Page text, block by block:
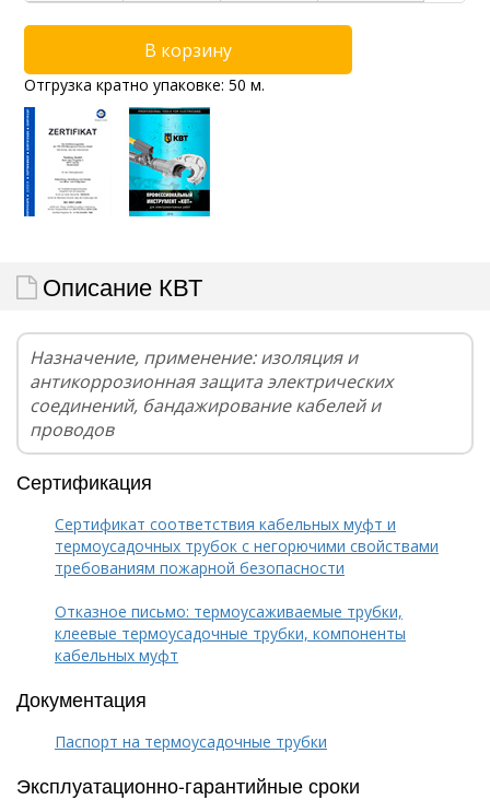
Отгрузка кратно упаковке: 50 м.
Описание КВТ
Назначение, применение: изоляция и
антикоррозионная защита электрических
соединений, бандажирование кабелей и
проводов
Сертификация
Сертификат соответствия кабельных муфт и
термоусадочных трубок с негорючими свойствами
требованиям пожарной безопасности
Отказное письмо: термоусаживаемые трубки,
клеевые термоусадочные трубки, компоненты
кабельных муфт
Документация
Паспорт на термоусадочные трубки
Эксплуатационно-гарантийные сроки